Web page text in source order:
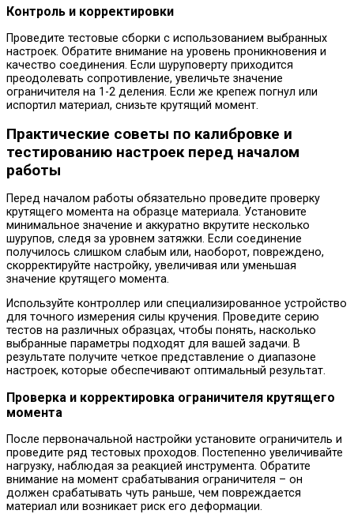
Контроль и корректировки
Проведите тестовые сборки с использованием выбранных
настроек. Обратите внимание на уровень проникновения и
качество соединения. Если шуруповерту приходится
преодолевать сопротивление, увеличьте значение
ограничителя на 1-2 деления. Если же крепеж погнул или
испортил материал, снизьте крутящий момент.
Практические советы по калибровке и
тестированию настроек перед началом
работы
Перед началом работы обязательно проведите проверку
крутящего момента на образце материала. Установите
минимальное значение и аккуратно вкрутите несколько
шурупов, следя за уровнем затяжки. Если соединение
получилось слишком слабым или, наоборот, повреждено,
скорректируйте настройку, увеличивая или уменьшая
значение крутящего момента.
Используйте контроллер или специализированное устройство
для точного измерения силы кручения. Проведите серию
тестов на различных образцах, чтобы понять, насколько
выбранные параметры подходят для вашей задачи. В
результате получите четкое представление о диапазоне
настроек, которые обеспечивают оптимальный результат.
Проверка и корректировка ограничителя крутящего
момента
После первоначальной настройки установите ограничитель и
проведите ряд тестовых проходов. Постепенно увеличивайте
нагрузку, наблюдая за реакцией инструмента. Обратите
внимание на момент срабатывания ограничителя – он
должен срабатывать чуть раньше, чем повреждается
материал или возникает риск его деформации.